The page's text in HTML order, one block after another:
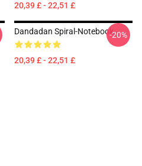
20,39 £ - 22,51 £
Dandadan Spiral-Notebook
20,39 £ - 22,51 £
-20%